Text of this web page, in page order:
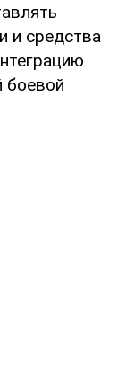
и средства
боевой